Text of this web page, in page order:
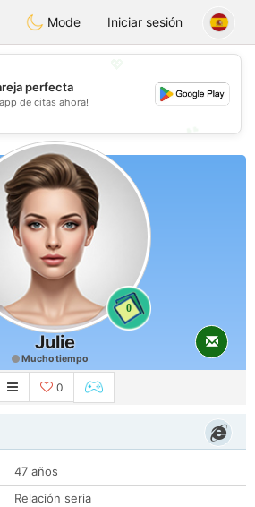
KuwaitChat
Mode Iniciar sesión
💕
perfecta
de citas ahora!
0
Julie
Mucho tiempo
0
47 años
Relación seria